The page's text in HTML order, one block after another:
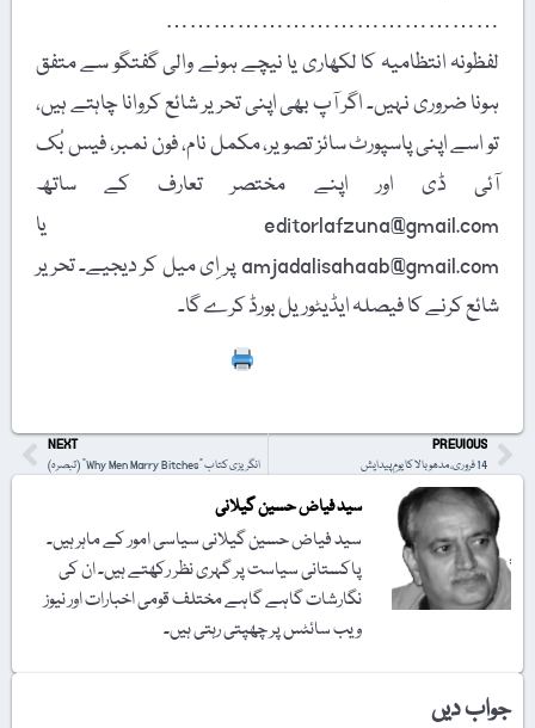
……………………………………
لفظونہ انتظامیہ کا لکھاری یا نیچے ہونے والی گفتگو سے متفق
ہونا ضروری نہیں۔ اگر آپ بھی اپنی تحریر شائع کروانا چاہتے ہیں،
تو اسے اپنی پاسپورٹ سائز تصویر، مکمل نام، فون نمبر، فیس بُک
آئی ڈی اور اپنے مختصر تعارف کے ساتھ
editorlafzuna@gmail.com یا
amjadalisahaab@gmail.com پر اِی میل کر دیجیے۔ تحریر
شائع کرنے کا فیصلہ ایڈیٹوریل بورڈ کرے گا۔
PREVIOUS
14 فروری، مدھو بالا کا یومِ پیدایش
NEXT
انگریزی کتاب "Why Men Marry Bitches” (تبصرہ)
سید فیاض حسین گیلانی
سید فیاض حسین گیلانی سیاسی امور کے ماہر ہیں۔
پاکستانی سیاست پر گہری نظر رکھتے ہیں۔ ان کی
نگارشات گاہے گاہے مختلف قومی اخبارات اور نیوز
ویب سائٹس پر چھپتی رہتی ہیں۔
جواب دیں